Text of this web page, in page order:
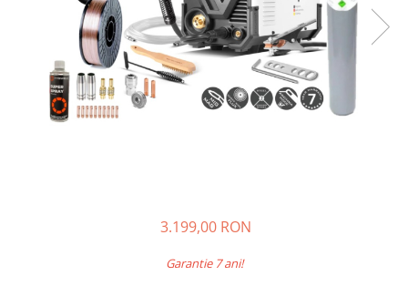
3.199,00 RON
Garantie 7 ani!